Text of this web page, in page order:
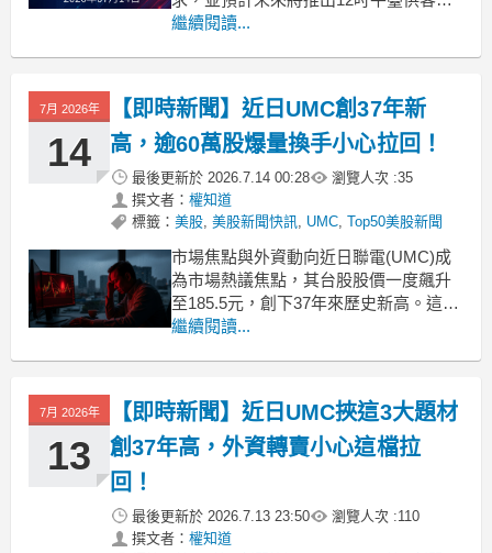
開發。 .badgeprice-container {
gap: 1rem !important;
繼續閱讀...
7月 2026年
14
【即時新聞】近日UMC創37年新
高，逾60萬股爆量換手小心拉回！
最後更新於 2026.7.14 00:28 瀏覽人次 :35
撰文者： 權知道
標籤： 美股, 美股新聞快訊, UMC, Top50美股新聞
市場焦點與外資動向近日聯電(UMC)成
為市場熱議焦點，其台股股價一度飆升
至185.5元，創下37年來歷史新高。這波
強勁走勢主要受惠於市場看好其未來的
長期布局法人預估，其2026年EPS中位
數約落在4.63元，最高可達5.59元。然
繼續閱讀...
7月 2026年
13
【即時新聞】近日UMC挾這3大題材
創37年高，外資轉賣小心這檔拉
回！
最後更新於 2026.7.13 23:50 瀏覽人次 :110
撰文者： 權知道